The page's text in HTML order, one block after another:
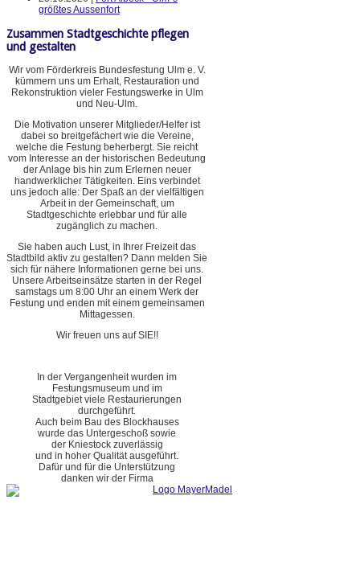
größtes Aussenfort
Zusammen Stadtgeschichte pflegen
und gestalten
Wir vom Förderkreis Bundesfestung Ulm e. V.
kümmern uns um Erhalt, Restauration und
Rekonstruktion vieler Festungswerke in Ulm
und Neu-Ulm.
Die Motivation unserer Mitglieder/Helfer ist
dabei so breitgefächert wie die Vereine,
welche die Festung beherbergt. Sie reicht
vom Interesse an der historischen Bedeutung
der Anlage bis hin zum Erlernen neuer
handwerklicher Tätigkeiten. Eins verbindet
uns jedoch alle: Der Spaß an der vielfältigen
Arbeit in der Gemeinschaft, um
Stadtgeschichte erlebbar und für alle
zugänglich zu machen.
Sie haben auch Lust, in Ihrer Freizeit das
Stadtbild aktiv zu gestalten? Dann melden Sie
sich für nähere Informationen gerne bei uns.
Unsere Arbeitseinsätze starten in der Regel
samstags um 8:00 Uhr an einem Werk der
Festung und enden mit einem gemeinsamen
Mittagessen.
Wir freuen uns auf SIE!!
In der Vergangenheit wurden im
Festungsmuseum und im
Stadtgebiet viele Restaurierungen
durchgeführt.
Auch beim Bau des Blockhauses
wurde das Untergeschoß sowie
der Kniestock zuverlässig
und in hoher Qualität ausgeführt.
Dafür und für die Unterstützung
danken wir der Firma